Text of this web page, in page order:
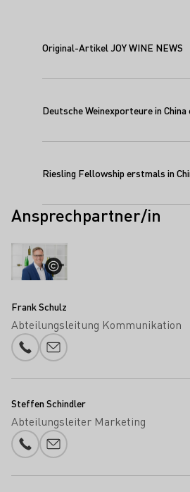
Original-Artikel JOY WINE NEWS
Deutsche Weinexporteure in
Riesling Fellowship erstmals in
Ansprechpartner/in
Frank Schulz
Abteilungsleitung Kommunikation
Telefonnummer
E-Mail-Adresse
Steffen Schindler
Abteilungsleiter Marketing
Telefonnummer
E-Mail-Adresse